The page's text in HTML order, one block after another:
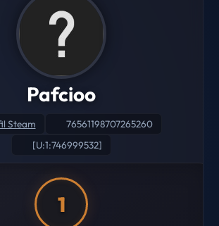
Pafcioo
Steam
76561198707265260
[U:1:746999532]
1